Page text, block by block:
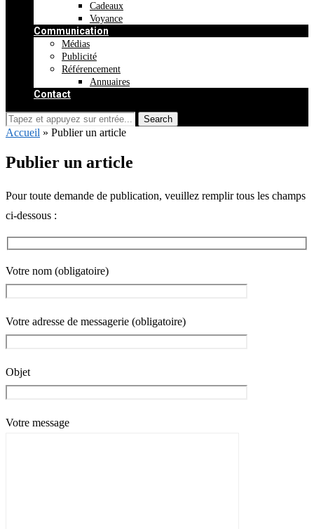
Cadeaux
Voyance
Communication
Médias
Publicité
Référencement
Annuaires
Contact
Accueil » Publier un article
Publier un article
Pour toute demande de publication, veuillez remplir tous les champs
ci-dessous :
Votre nom (obligatoire)
Votre adresse de messagerie (obligatoire)
Objet
Votre message